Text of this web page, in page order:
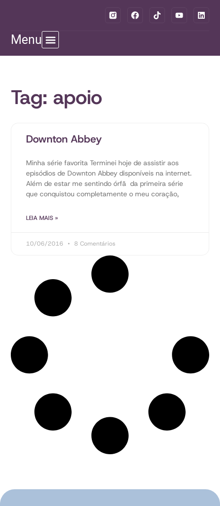
Menu
Tag: apoio
Downton Abbey
Minha série favorita Terminei hoje de assistir aos
episódios de Downton Abbey disponíveis na internet.
Além de estar me sentindo órfã da primeira série
que conquistou completamente o meu coração,
LEIA MAIS »
10/06/2016 8 Comentários